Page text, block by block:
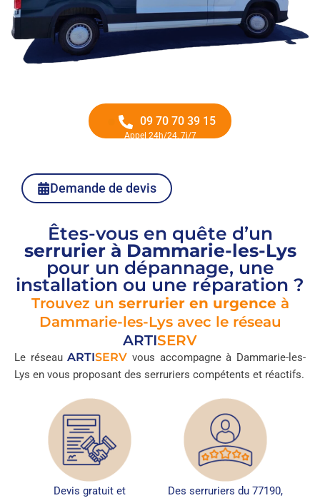
09 70 70 39 15
Appel 24h/24, 7j/7
Demande de devis
Êtes-vous en quête d’un
serrurier à Dammarie-les-Lys
pour un dépannage, une
installation ou une réparation ?
Trouvez un serrurier en urgence à
Dammarie-les-Lys avec le réseau
ARTISERV
Le réseauARTISERVvous accompagne à Dammarie-les-
Lys en vous proposant des serruriers compétents et réactifs.
Devis gratuit et
Des serruriers du 77190,